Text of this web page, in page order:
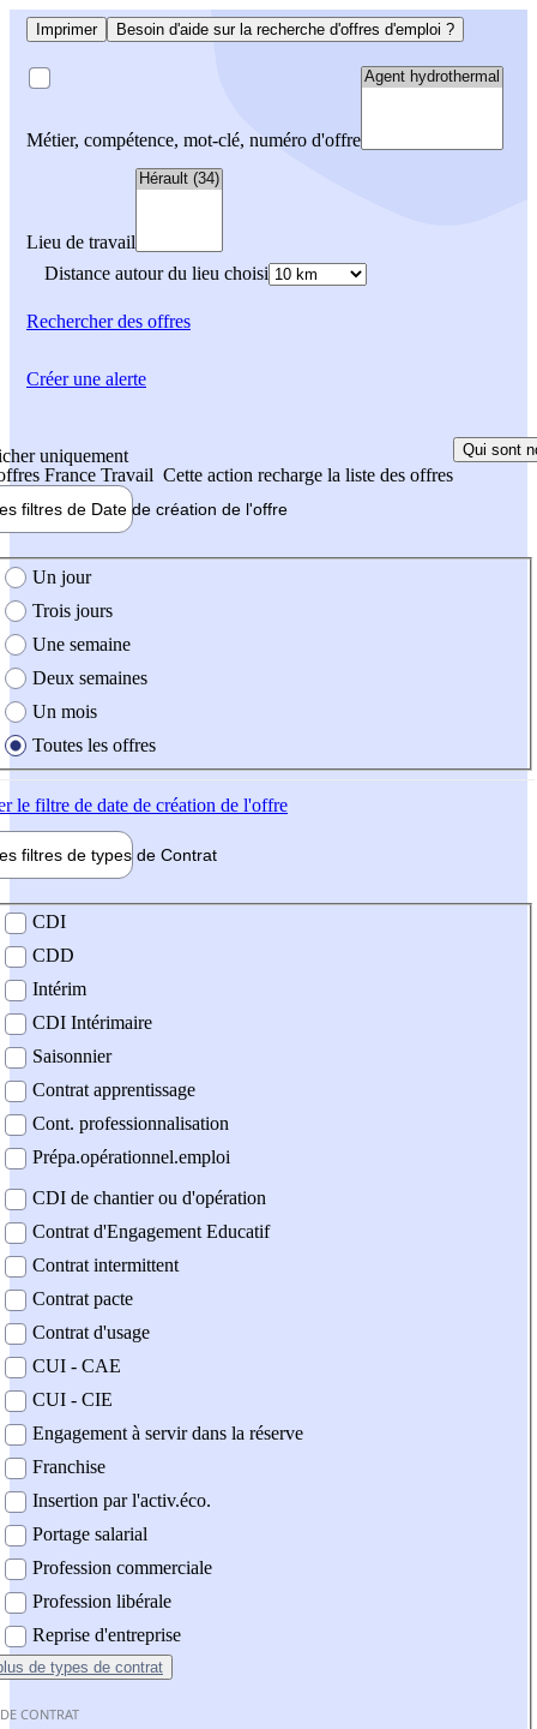
Imprimer Besoin d'aide sur la recherche d'offres d'emploi ?
Métier, compétence, mot-clé, numéro d'offre
Lieu de travail
Distance autour du lieu choisi
Rechercherdes offres
uniquement
France Travail Cette action recharge la liste des offres
Qui sont
filtres de Date de création de l'offre
création de l'offre
Un jour
Trois jours
Une semaine
Deux semaines
Un mois
Toutes les offres
le filtre de date de création de l'offre
filtres de types de Contrat
contrat
CDI
CDD
Intérim
CDI Intérimaire
Saisonnier
Contrat apprentissage
Cont. professionnalisation
Prépa.opérationnel.emploi
CDI de chantier ou d'opération
Contrat d'Engagement Educatif
Contrat intermittent
Contrat pacte
Contrat d'usage
CUI - CAE
CUI - CIE
Engagement à servir dans la réserve
Franchise
Insertion par l'activ.éco.
Portage salarial
Profession commerciale
Profession libérale
Reprise d'entreprise
de types de contrat
CONTRAT
Créer une alerte